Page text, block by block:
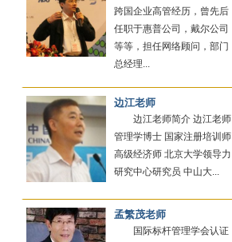
跨国企业高管经历，曾先后
任职于惠普公司，戴尔公司
等等，担任网络顾问，部门
总经理...
边江老师
边江老师简介 边江老师
管理学博士 国家注册培训师
高级经济师 北京大学领导力
研究中心研究员 中山大...
孟繁茂老师
国际标杆管理学会认证